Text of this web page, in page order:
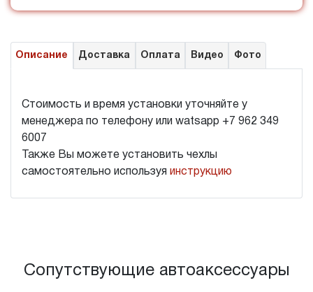
Описание Доставка Оплата Видео Фото
Стоимость и время установки уточняйте у
менеджера по телефону или watsapp +7 962 349
6007
Также Вы можете установить чехлы
самостоятельно используя инструкцию
Сопутствующие автоаксессуары